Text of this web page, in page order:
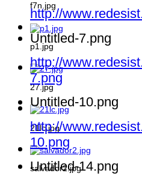
f7n.jpg
p1.jpg
27.jpg
21lc.jpg
salvador2.jpg
http://
Untitled-7.png
http://
7.png
Untitled-10.png
http://
10.png
Untitled-14.png